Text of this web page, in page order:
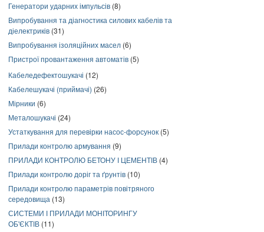
Генератори ударних імпульсів (8)
Випробування та діагностика силових кабелів та
діелектриків (31)
Випробування ізоляційних масел (6)
Пристрої провантаження автоматів (5)
Кабеледефектошукачі (12)
Кабелешукачі (приймачі) (26)
Мірники (6)
Металошукачі (24)
Устаткування для перевірки насос-форсунок (5)
Прилади контролю армування (9)
ПРИЛАДИ КОНТРОЛЮ БЕТОНУ І ЦЕМЕНТІВ (4)
Прилади контролю доріг та ґрунтів (10)
Прилади контролю параметрів повітряного
середовища (13)
СИСТЕМИ І ПРИЛАДИ МОНІТОРИНГУ
ОБ'ЄКТІВ (11)